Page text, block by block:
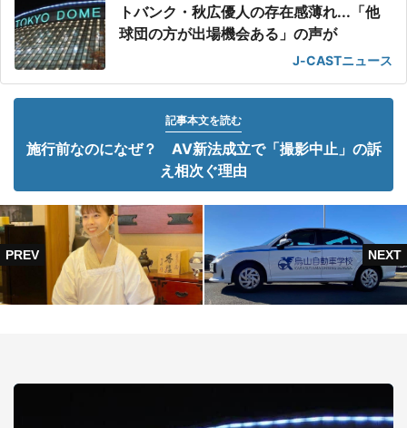
トバンク・秋広優人の存在感薄れ...「他
球団の方が出場機会ある」の声が
J-CASTニュース
記事本文を読む
施行前なのになぜ？ AV新法成立で「撮影中止」の訴
え相次ぐ理由